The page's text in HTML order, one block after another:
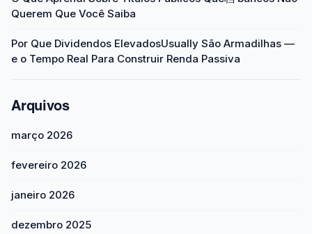
Querem Que Você Saiba
Por Que Dividendos ElevadosUsually São Armadilhas —
e o Tempo Real Para Construir Renda Passiva
Arquivos
março 2026
fevereiro 2026
janeiro 2026
dezembro 2025